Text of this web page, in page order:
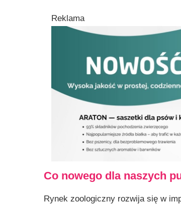
Reklama
Co nowego dla naszych
Rynek zoologiczny rozwija się w